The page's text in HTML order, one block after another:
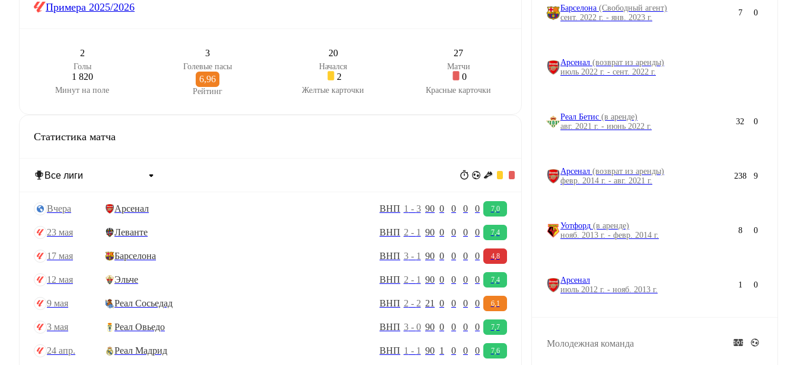
Примера 2025/2026
2
Голы
3
Голевые пасы
20
Начался
27
Матчи
1 820
Минут на поле
6,96
Рейтинг
2
Желтые карточки
0
Красные карточки
Статистика матча
вчера Арсенал ВНП 1 - 3 90 0 0 0 0 7,0
23 мая Леванте ВНП 2 - 1 90 0 0 0 0 7,4
17 мая Барселона ВНП 3- 1 90 0 0 0 0 4,8
12 мая Эльче ВНП 2 - 1 90 0 0 0 0 7,4
9 мая Реал Сосьедад ВНП 2 - 2 21 0 0 0 0 6,1
3 мая Реал Овьедо ВНП 3- 0 90 0 0 0 0 7,7
24 апр. Реал Мадрид ВНП 1 - 1 90 1 0 0 0 7,6
Барселона (Свободный агент)
сент. 2022 г. - янв. 2023 г.
7 0
Арсенал (возврат из аренды)
июль 2022 г. - сент. 2022 г.
Реал Бетис (в аренде)
авг. 2021 г. - июнь 2022 г.
32 0
Арсенал (возврат из аренды)
февр. 2014 г. - авг. 2021 г.
238 9
Уотфорд (в аренде)
нояб. 2013 г. - февр. 2014 г.
8 0
Арсенал
июль 2012 г. - нояб. 2013 г.
1 0
Молодежная команда